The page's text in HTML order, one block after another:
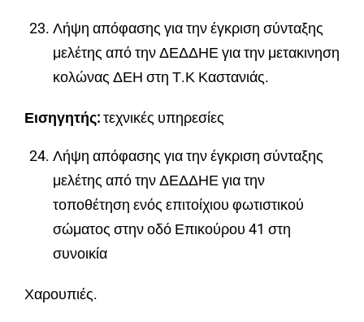
Λήψη απόφασης για την έγκριση σύνταξης
μελέτης από την ΔΕΔΔΗΕ για την μετακινηση
κολώνας ΔΕΗ στη Τ.Κ Καστανιάς.
Εισηγητής:τεχνικές υπηρεσίες
Λήψη απόφασης για την έγκριση σύνταξης
μελέτης από την ΔΕΔΔΗΕ για την
τοποθέτηση ενός επιτοίχιου φωτιστικού
σώματος στην οδό Επικούρου 41 στη
συνοικία
Χαρουπιές.